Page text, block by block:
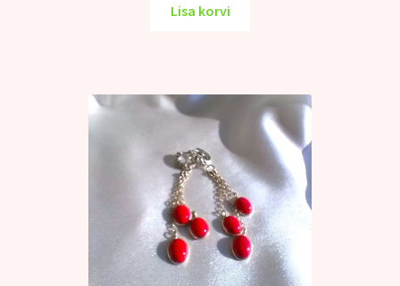
Lisa korvi